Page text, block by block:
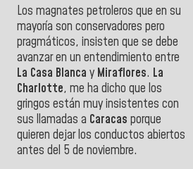
Los magnates petroleros que en su
mayoría son conservadores pero
pragmáticos, insisten que se debe
avanzar en un entendimiento entre
La Casa Blanca y Miraflores. La
Charlotte, me ha dicho que los
gringos están muy insistentes con
sus llamadas a Caracas porque
quieren dejar los conductos abiertos
antes del 5 de noviembre.